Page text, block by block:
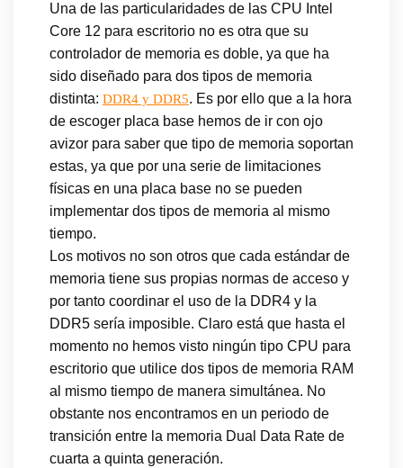
Una de las particularidades de las CPU Intel
Core 12 para escritorio no es otra que su
controlador de memoria es doble, ya que ha
sido diseñado para dos tipos de memoria
distinta: DDR4 y DDR5. Es por ello que a la hora
de escoger placa base hemos de ir con ojo
avizor para saber que tipo de memoria soportan
estas, ya que por una serie de limitaciones
físicas en una placa base no se pueden
implementar dos tipos de memoria al mismo
tiempo.
Los motivos no son otros que cada estándar de
memoria tiene sus propias normas de acceso y
por tanto coordinar el uso de la DDR4 y la
DDR5 sería imposible. Claro está que hasta el
momento no hemos visto ningún tipo CPU para
escritorio que utilice dos tipos de memoria RAM
al mismo tiempo de manera simultánea. No
obstante nos encontramos en un periodo de
transición entre la memoria Dual Data Rate de
cuarta a quinta generación.